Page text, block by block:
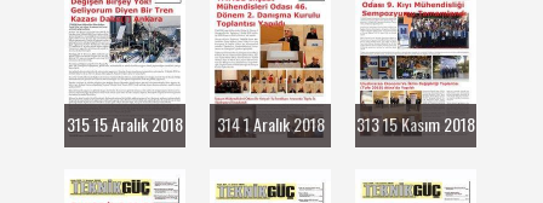
315 15 Aralık 2018 314 1 Aralık 2018 313 15 Kasım 2018